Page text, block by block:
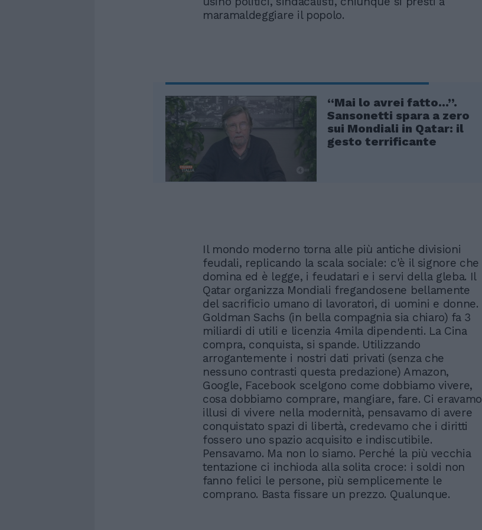
maramaldeggiare il popolo.
“Mai lo avrei fatto...”.
Sansonetti spara a zero
sui Mondiali in Qatar: il
gesto terrificante
Il mondo moderno torna alle più antiche divisioni
feudali, replicando la scala sociale: c'è il signore che
domina ed è legge, i feudatari e i servi della gleba. Il
Qatar organizza Mondiali fregandosene bellamente
del sacrificio umano di lavoratori, di uomini e donne.
Goldman Sachs (in bella compagnia sia chiaro) fa 3
miliardi di utili e licenzia 4mila dipendenti. La Cina
compra, conquista, si spande. Utilizzando
arrogantemente i nostri dati privati (senza che
nessuno contrasti questa predazione) Amazon,
Google, Facebook scelgono come dobbiamo vivere,
cosa dobbiamo comprare, mangiare, fare. Ci eravamo
illusi di vivere nella modernità, pensavamo di avere
conquistato spazi di libertà, credevamo che i diritti
fossero uno spazio acquisito e indiscutibile.
Pensavamo. Ma non lo siamo. Perché la più vecchia
tentazione ci inchioda alla solita croce: i soldi non
fanno felici le persone, più semplicemente le
comprano. Basta fissare un prezzo. Qualunque.